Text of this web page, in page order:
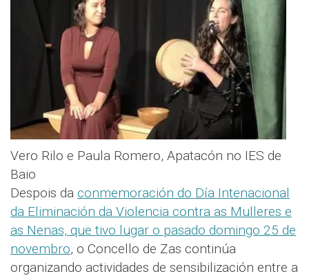
Vero Rilo e Paula Romero, Apatacón no IES de
Baio
Despois da conmemoración do Día Intenacional
da Eliminación da Violencia contra as Mulleres e
as Nenas, que tivo lugar o pasado domingo 25 de
novembro, o Concello de Zas continúa
organizando actividades de sensibilización entre a